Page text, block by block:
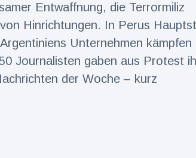
Entwaffnung, die Terrormiliz
Hinrichtungen. In Perus
Unternehmen kämpfen
Journalisten gaben aus Protest
der Woche – kurz